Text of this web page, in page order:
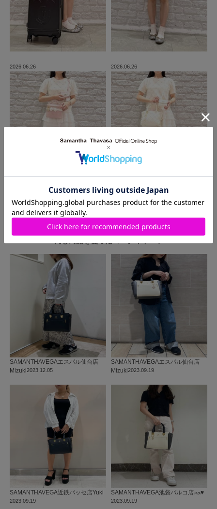
2026.06.26 2026.06.26
2023.12.05
SAMANTHAVEGAエスパル仙台店
Mizuki
2023.09.19
SAMANTHAVEGAエスパル仙台店
Mizuki
2023.09.19
SAMANTHAVEGA近鉄パッセ店Yuki
2023.09.19
SAMANTHAVEGA池袋パルコ店𝓷𝓪♥